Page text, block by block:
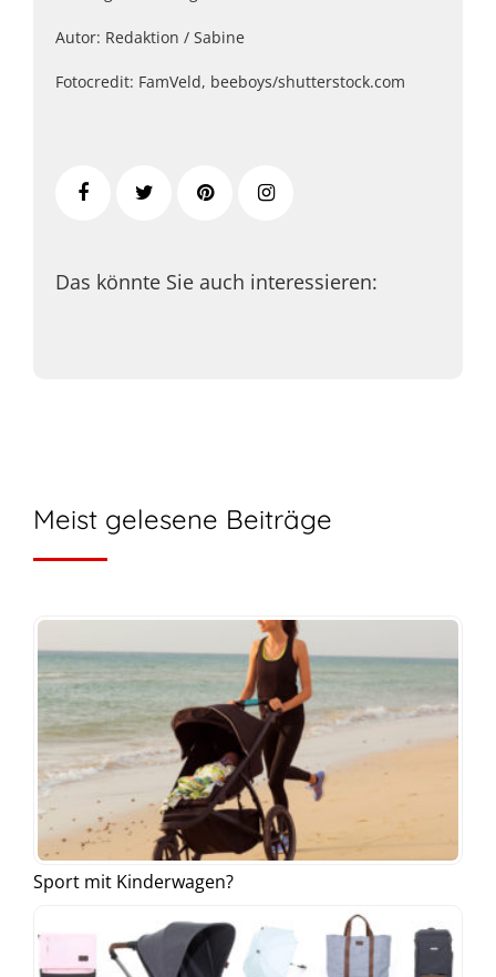
Autor: Redaktion / Sabine
Fotocredit: FamVeld, beeboys/shutterstock.com
Das könnte Sie auch interessieren:
Meist gelesene Beiträge
Sport mit Kinderwagen?